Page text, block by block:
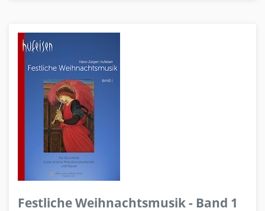
Festliche Weihnachtsmusik - Band 1